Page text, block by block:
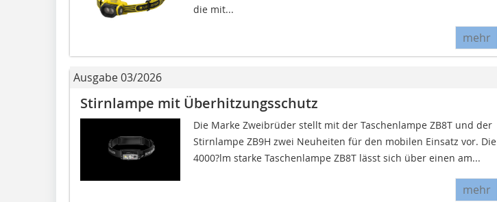
die mit...
mehr
Ausgabe 03/2026
Stirnlampe mit Überhitzungsschutz
Die Marke Zweibrüder stellt mit der Taschenlampe ZB8T und der
Stirnlampe ZB9H zwei Neuheiten für den mobilen Einsatz vor. Die
4000?lm starke Taschenlampe ZB8T lässt sich über einen am...
mehr